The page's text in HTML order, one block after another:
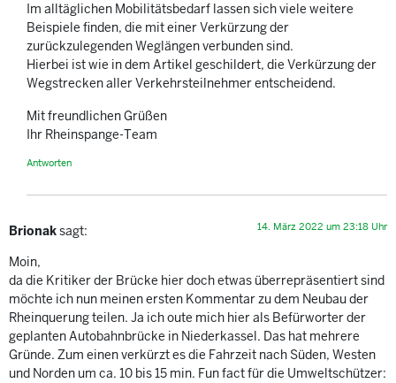
Im alltäglichen Mobilitätsbedarf lassen sich viele weitere
Beispiele finden, die mit einer Verkürzung der
zurückzulegenden Weglängen verbunden sind.
Hierbei ist wie in dem Artikel geschildert, die Verkürzung der
Wegstrecken aller Verkehrsteilnehmer entscheidend.
Mit freundlichen Grüßen
Ihr Rheinspange-Team
Antworten
Brionaksagt: 14. März 2022 um 23:18 Uhr
Moin,
da die Kritiker der Brücke hier doch etwas überrepräsentiert sind
möchte ich nun meinen ersten Kommentar zu dem Neubau der
Rheinquerung teilen. Ja ich oute mich hier als Befürworter der
geplanten Autobahnbrücke in Niederkassel. Das hat mehrere
Gründe. Zum einen verkürzt es die Fahrzeit nach Süden, Westen
und Norden um ca. 10 bis 15 min. Fun fact für die Umweltschützer: